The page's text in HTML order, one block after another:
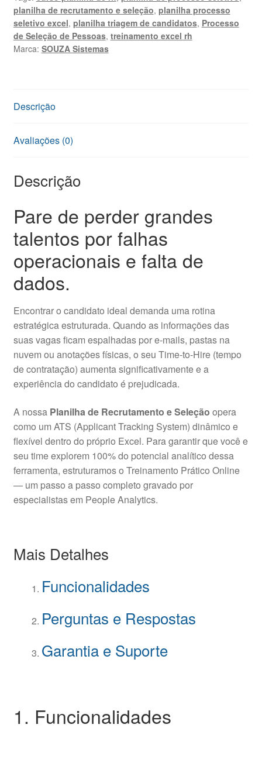
Profissional
quantidade
planilha de recrutamento e seleção, planilha processo
seletivo excel, planilha triagem de candidatos, Processo
de Seleção de Pessoas, treinamento excel rh
Marca: SOUZA Sistemas
Descrição
Avaliações (0)
Descrição
Pare de perder grandes
talentos por falhas
operacionais e falta de
dados.
Encontrar o candidato ideal demanda uma rotina
estratégica estruturada. Quando as informações das
suas vagas ficam espalhadas por e-mails, pastas na
nuvem ou anotações físicas, o seu Time-to-Hire (tempo
de contratação) aumenta significativamente e a
experiência do candidato é prejudicada.
A nossa Planilha de Recrutamento e Seleção opera
como um ATS (Applicant Tracking System) dinâmico e
flexível dentro do próprio Excel. Para garantir que você e
seu time explorem 100% do potencial analítico dessa
ferramenta, estruturamos o Treinamento Prático Online
— um passo a passo completo gravado por
especialistas em People Analytics.
Mais Detalhes
Funcionalidades
Perguntas e Respostas
Garantia e Suporte
1. Funcionalidades